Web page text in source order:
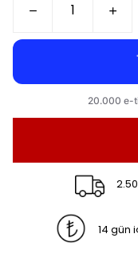
14 gün